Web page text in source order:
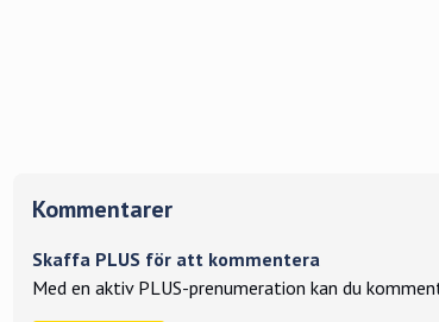
Kommentarer
Skaffa PLUS för att kommentera
Med en aktiv PLUS-prenumeration kan du